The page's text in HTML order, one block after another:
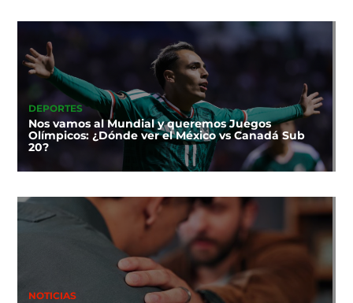
DEPORTES
Nos vamos al Mundial y queremos Juegos
Olímpicos: ¿Dónde ver el México vs Canadá Sub
20?
NOTICIAS